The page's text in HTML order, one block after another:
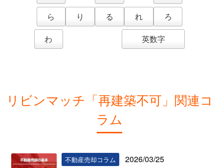
ら
り る れ
ろ
わ
英数字
リビンマッチ「再建築不可」関連コ
ラム
不動産売却コラム 2026/03/25